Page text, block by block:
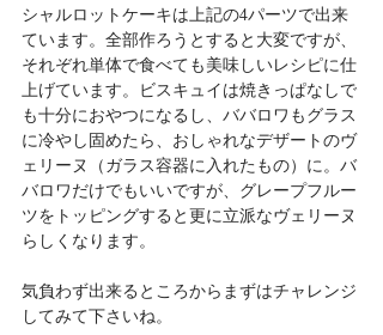
シャルロットケーキは上記の4パーツで出来
ています。全部作ろうとすると大変ですが、
それぞれ単体で食べても美味しいレシピに仕
上げています。ビスキュイは焼きっぱなしで
も十分におやつになるし、ババロワもグラス
に冷やし固めたら、おしゃれなデザートのヴ
ェリーヌ（ガラス容器に入れたもの）に。バ
バロワだけでもいいですが、グレープフルー
ツをトッピングすると更に立派なヴェリーヌ
らしくなります。
気負わず出来るところからまずはチャレンジ
してみて下さいね。